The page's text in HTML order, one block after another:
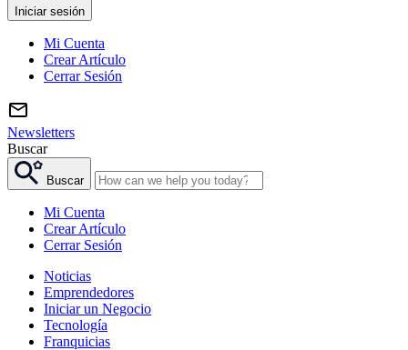
Iniciar sesión
Mi Cuenta
Crear Artículo
Cerrar Sesión
Newsletters
Buscar
Buscar
Mi Cuenta
Crear Artículo
Cerrar Sesión
Noticias
Emprendedores
Iniciar un Negocio
Tecnología
Franquicias